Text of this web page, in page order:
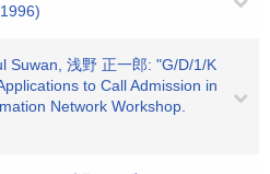
Suwan, 浅野 正一郎: "G/D/1/K
to Call Admission in
Network Workshop.